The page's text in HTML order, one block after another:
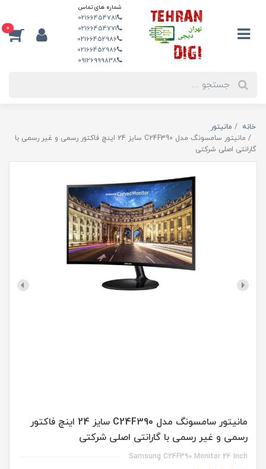
شماره های تماس
02166454781
02166454771
02166452986
02166452986
09126999838
0
خانه
مانیتور
مانیتور سامسونگ مدل C24F390 سایز 24 اینچ فاکتور رسمی و غیر رسمی با
گارانتی اصلی شرکتی
مانیتور سامسونگ مدل C24F390 سایز 24 اینچ فاکتور
رسمی و غیر رسمی با گارانتی اصلی شرکتی
Samsung C24F390 Monitor 24 Inch